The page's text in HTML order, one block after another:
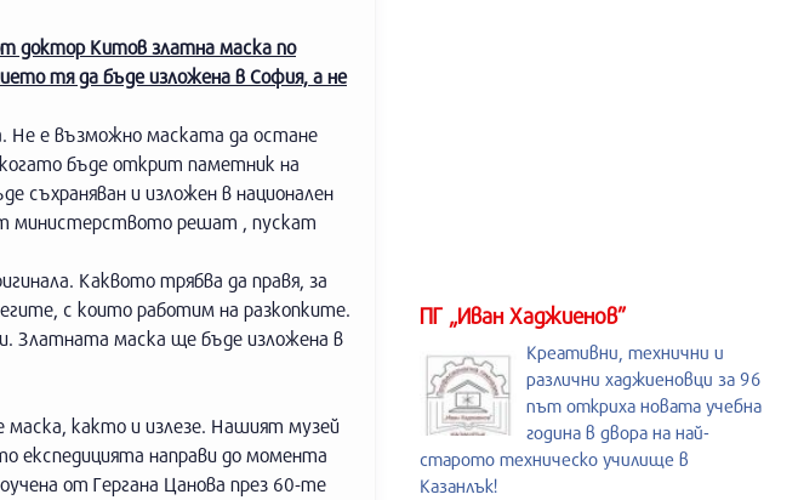
доктор Китов златна маска по
тя да бъде изложена в София, а не
е възможно маската да остане
бъде открит паметник на
съхраняван и изложен в национален
министерството решат , пускат
Каквото трябва да правя, за
с които работим на разкопките.
Златната маска ще бъде изложена в
както и излезе. Нашият музей
експедицията направи до момента
от Гергана Цанова през 60-те
ПГ „Иван Хаджиенов”
Креативни, технични и
различни хаджиеновци за 96
път откриха новата учебна
година в двора на най-
старото техническо училище в
Казанлък!